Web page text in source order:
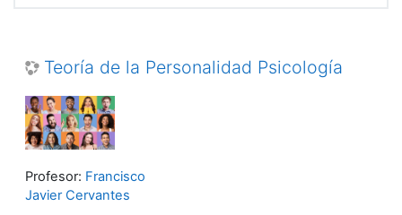
Teoría de la Personalidad Psicología
Profesor: Francisco
Javier Cervantes